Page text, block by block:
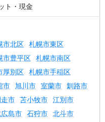
ト・現金
市北区 札幌市東区
市豊平区 札幌市南区
厚別区 札幌市手稲区
市 旭川市 室蘭市 釧路市
市 苫小牧市 江別市
島市 石狩市 北斗市